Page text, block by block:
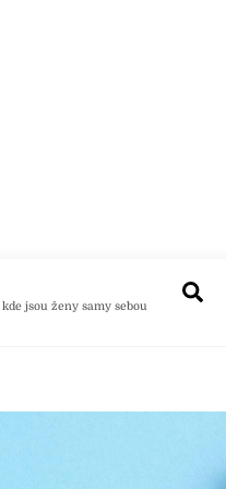
kde jsou ženy samy sebou